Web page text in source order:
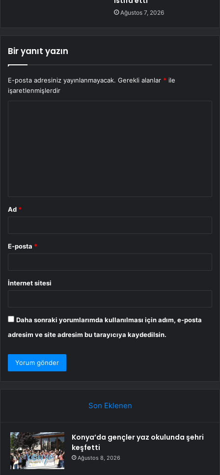
Ağustos 7, 2026
Bir yanıt yazın
E-posta adresiniz yayınlanmayacak. Gerekli alanlar * ile
işaretlenmişlerdir
Ad *
E-posta *
İnternet sitesi
Daha sonraki yorumlarımda kullanılması için adım, e-posta
adresim ve site adresim bu tarayıcıya kaydedilsin.
Son Eklenen
Konya’da gençler yaz okulunda şehri
keşfetti
Ağustos 8, 2026